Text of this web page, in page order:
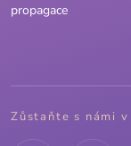
propagace
Zůstaňte s námi